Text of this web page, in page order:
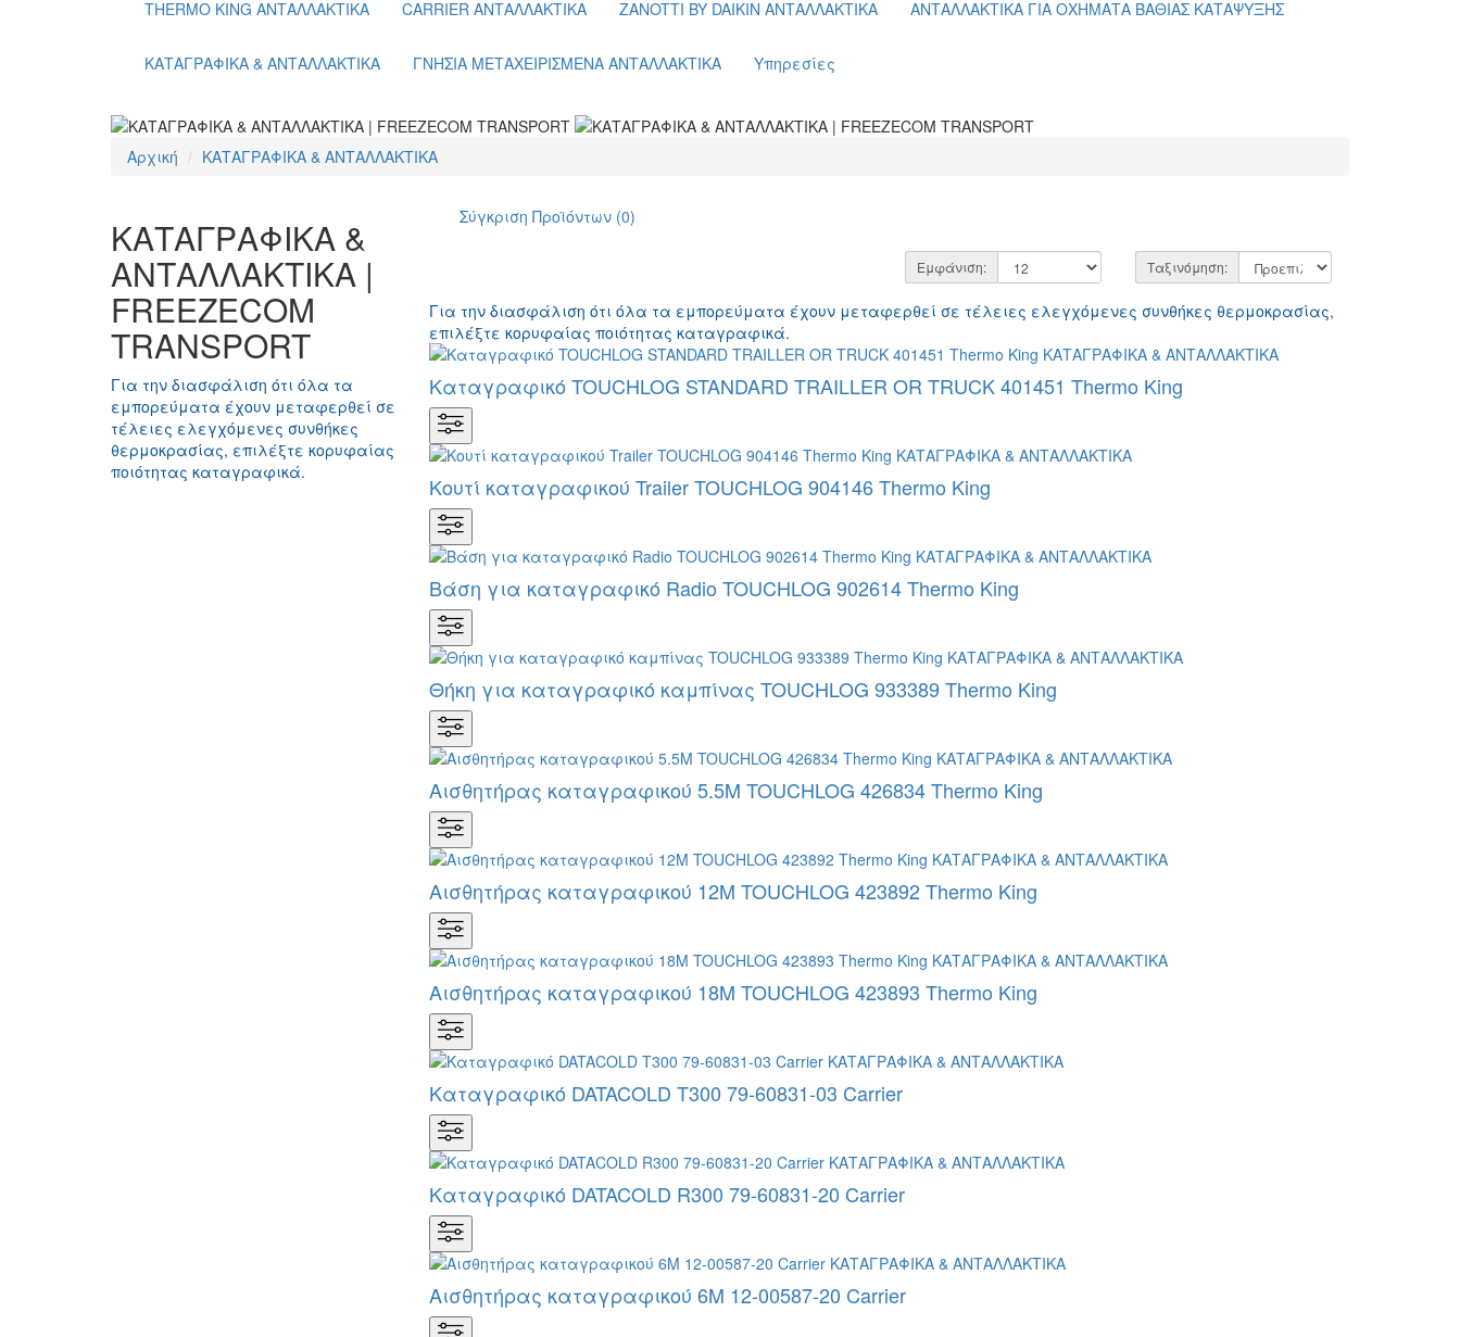
THERMO KING ΑΝΤΑΛΛΑΚΤΙΚΑ CARRIER ΑΝΤΑΛΛΑΚΤΙΚΑ ZANOTTI BY DAIKIN ΑΝΤΑΛΛΑΚΤΙΚΑ ΑΝΤΑΛΛΑΚΤΙΚΑ ΓΙΑ ΟΧΗΜΑΤΑ ΒΑΘΙΑΣ ΚΑΤΑΨΥΞΗΣ
ΚΑΤΑΓΡΑΦΙΚΑ & ΑΝΤΑΛΛΑΚΤΙΚΑ ΓΝΗΣΙΑ ΜΕΤΑΧΕΙΡΙΣΜΕΝΑ ΑΝΤΑΛΛΑΚΤΙΚΑ Υπηρεσίες
Αρχική ΚΑΤΑΓΡΑΦΙΚΑ & ΑΝΤΑΛΛΑΚΤΙΚΑ
ΚΑΤΑΓΡΑΦΙΚΑ &
ΑΝΤΑΛΛΑΚΤΙΚΑ |
FREEZECOM
TRANSPORT
Για την διασφάλιση ότι όλα τα
εμπορεύματα έχουν μεταφερθεί σε
τέλειες ελεγχόμενες συνθήκες
θερμοκρασίας, επιλέξτε κορυφαίας
ποιότητας καταγραφικά.
Σύγκριση Προϊόντων (0)
Ταξινόμηση:
Εμφάνιση:
Για την διασφάλιση ότι όλα τα εμπορεύματα έχουν μεταφερθεί σε τέλειες ελεγχόμενες συνθήκες θερμοκρασίας,
επιλέξτε κορυφαίας ποιότητας καταγραφικά.
Καταγραφικό TOUCHLOG STANDARD TRAILLER OR TRUCK 401451 Thermo King
Κουτί καταγραφικού Trailer TOUCHLOG 904146 Thermo King
Βάση για καταγραφικό Radio TOUCHLOG 902614 Thermo King
Θήκη για καταγραφικό καμπίνας TOUCHLOG 933389 Thermo King
Αισθητήρας καταγραφικού 5.5Μ TOUCHLOG 426834 Thermo King
Αισθητήρας καταγραφικού 12Μ TOUCHLOG 423892 Thermo King
Αισθητήρας καταγραφικού 18Μ TOUCHLOG 423893 Thermo King
Καταγραφικό DATACOLD T300 79-60831-03 Carrier
Καταγραφικό DATACOLD R300 79-60831-20 Carrier
Αισθητήρας καταγραφικού 6Μ 12-00587-20 Carrier